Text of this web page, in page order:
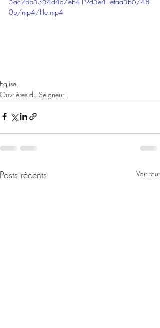
0p/mp4/file.mp4
Eglise
Ouvrières du Seigneur
Posts récents Voir tout